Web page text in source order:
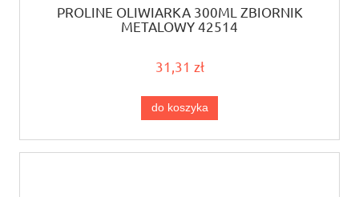
PROLINE OLIWIARKA 300ML ZBIORNIK
METALOWY 42514
31,31 zł
do koszyka